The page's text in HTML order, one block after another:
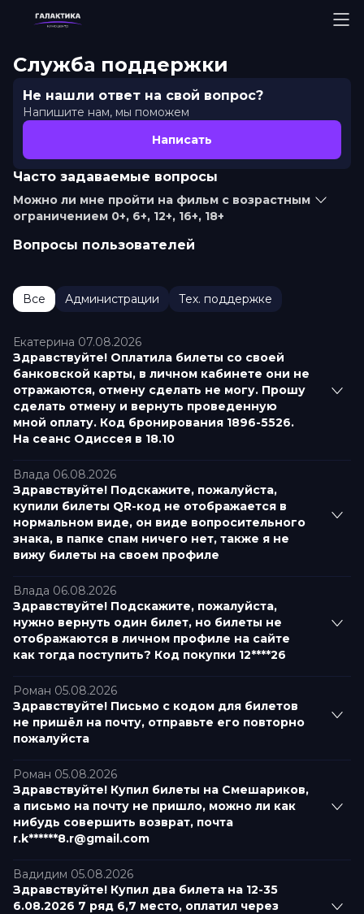
Служба поддержки
Не нашли ответ на свой вопрос?
Напишите нам, мы поможем
Написать
Часто задаваемые вопросы
Можно ли мне пройти на фильм с возрастным
ограничением 0+, 6+, 12+, 16+, 18+
Вопросы пользователей
Все Администрации Тех. поддержке
Екатерина 07.08.2026
Здравствуйте! Оплатила билеты со своей
банковской карты, в личном кабинете они не
отражаются, отмену сделать не могу. Прошу
сделать отмену и вернуть проведенную
мной оплату. Код бронирования 1896-5526.
На сеанс Одиссея в 18.10
Влада 06.08.2026
Здравствуйте! Подскажите, пожалуйста,
купили билеты QR-код не отображается в
нормальном виде, он виде вопросительного
знака, в папке спам ничего нет, также я не
вижу билеты на своем профиле
Влада 06.08.2026
Здравствуйте! Подскажите, пожалуйста,
нужно вернуть один билет, но билеты не
отображаются в личном профиле на сайте
как тогда поступить? Код покупки 12****26
Роман 05.08.2026
Здравствуйте! Письмо с кодом для билетов
не пришёл на почту, отправьте его повторно
пожалуйста
Роман 05.08.2026
Здравствуйте! Купил билеты на Смешариков,
а письмо на почту не пришло, можно ли как
нибудь совершить возврат, почта
r.k******8.r@gmail.com
Вадидим 05.08.2026
Здравствуйте! Купил два билета на 12-35
6.08.2026 7 ряд 6,7 место, оплатил через